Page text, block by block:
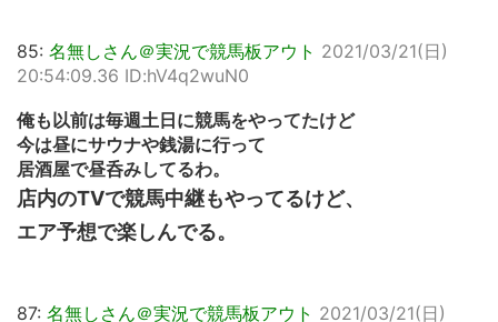
85: 名無しさん＠実況で競馬板アウト 2021/03/21(日)
20:54:09.36 ID:hV4q2wuN0
俺も以前は毎週土日に競馬をやってたけど
今は昼にサウナや銭湯に行って
居酒屋で昼呑みしてるわ。
店内のTVで競馬中継もやってるけど、
エア予想で楽しんでる。
87: 名無しさん＠実況で競馬板アウト 2021/03/21(日)